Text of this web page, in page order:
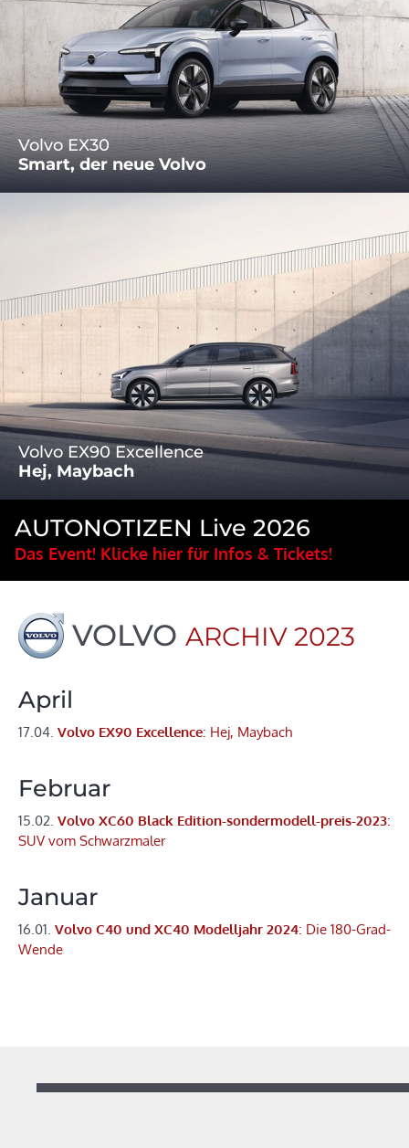
Volvo EX30
Smart, der neue Volvo
Volvo EX90 Excellence
Hej, Maybach
AUTONOTIZEN Live 2026
Das Event! Klicke hier für Infos & Tickets!
VOLVO ARCHIV 2023
April
17.04. Volvo EX90 Excellence: Hej, Maybach
Februar
15.02. Volvo XC60 Black Edition-sondermodell-preis-2023:
SUV vom Schwarzmaler
Januar
16.01. Volvo C40 und XC40 Modelljahr 2024: Die 180-Grad-
Wende